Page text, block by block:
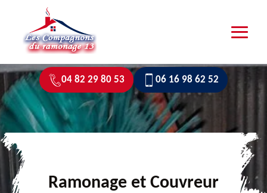
04 82 29 80 53 06 16 98 62 52
Ramonage et Couvreur